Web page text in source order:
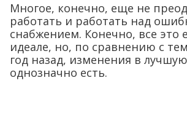
Многое, конечно, еще не
работать и работать над
снабжением. Конечно, все это
идеале, но, по сравнению с
год назад, изменения в
однозначно есть.